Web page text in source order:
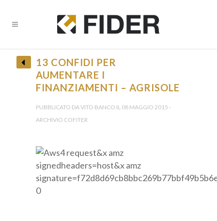
13 CONFIDI PER
AUMENTARE I
FINANZIAMENTI – AGRISOLE
PUBBLICATO DA VITO BANCO IL 08 MAGGIO 2015 -
ARCHIVIO COFITER
0